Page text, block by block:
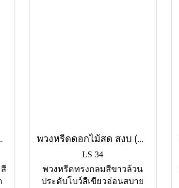
โทนสีขาวล้วน พวงหรีดดอกไม้สด สงบ (LS34) โทนสีขาว-เขียว
LS 34
พวงหรีดทรงกลมสีขาวล้วน
ประดับโบว์สีเขียวอ่อนสบาย